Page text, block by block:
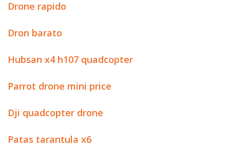
Drone rapido
Dron barato
Hubsan x4 h107 quadcopter
Parrot drone mini price
Dji quadcopter drone
Patas tarantula x6